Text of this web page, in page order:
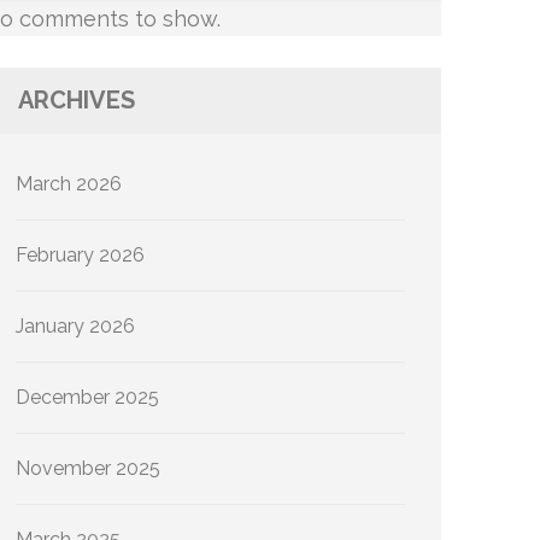
comments to show.
ARCHIVES
March 2026
February 2026
January 2026
December 2025
November 2025